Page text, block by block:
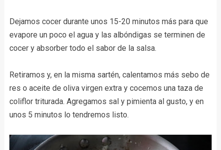
Dejamos cocer durante unos 15-20 minutos más para que
evapore un poco el agua y las albóndigas se terminen de
cocer y absorber todo el sabor de la salsa.
Retiramos y, en la misma sartén, calentamos más sebo de
res o aceite de oliva virgen extra y cocemos una taza de
coliflor triturada. Agregamos sal y pimienta al gusto, y en
unos 5 minutos lo tendremos listo.